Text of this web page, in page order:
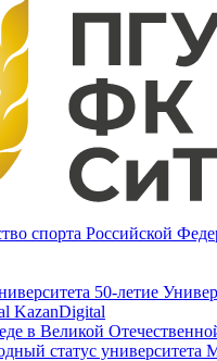
50-летие
KazanDigital